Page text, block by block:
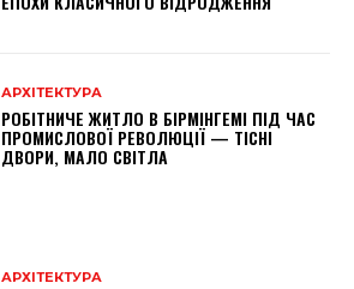
АРХІТЕКТУРА
РОБІТНИЧЕ ЖИТЛО В БІРМІНГЕМІ ПІД ЧАС
ПРОМИСЛОВОЇ РЕВОЛЮЦІЇ — ТІСНІ
ДВОРИ, МАЛО СВІТЛА
АРХІТЕКТУРА